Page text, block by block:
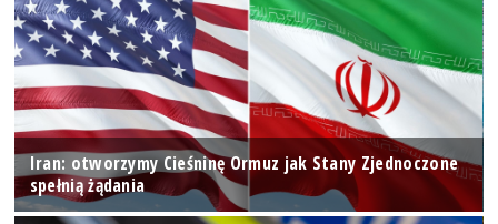
Iran: otworzymy Cieśninę Ormuz jak Stany Zjednoczone
spełnią żądania